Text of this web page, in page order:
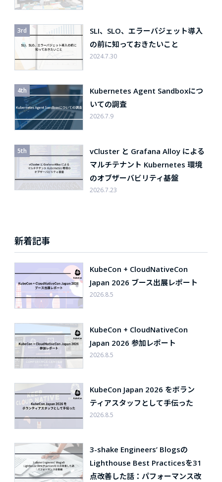
SLI、SLO、エラーバジェット導入
の前に知っておきたいこと
2024.7.30
Kubernetes Agent Sandboxにつ
いての調査
2026.7.9
vCluster と Grafana Alloy による
マルチテナント Kubernetes 環境
のオブザーバビリティ基盤
2026.7.23
新着記事
KubeCon + CloudNativeCon
Japan 2026 ブース出展レポート
2026.8.5
KubeCon + CloudNativeCon
Japan 2026 参加レポート
2026.8.5
KubeCon Japan 2026 をボラン
ティアスタッフとして手伝った
2026.8.5
3-shake Engineers’ Blogsの
Lighthouse Best Practicesを31
点改善した話：パフォーマンス改